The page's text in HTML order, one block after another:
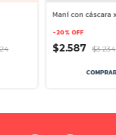
Maní con cáscara
-20% OFF
$2.587 $3.234